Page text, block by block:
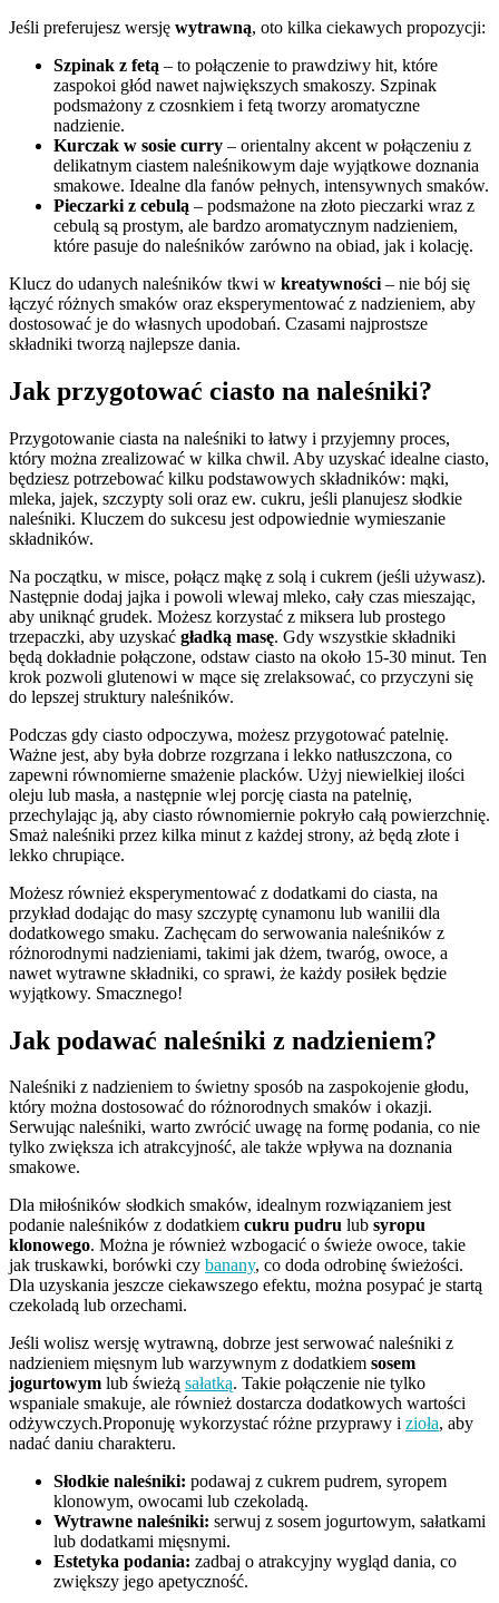
Jeśli preferujesz wersję wytrawną, oto kilka ciekawych propozycji:
Szpinak z fetą – to połączenie to prawdziwy hit, które
zaspokoi głód nawet największych smakoszy. Szpinak
podsmażony z czosnkiem i fetą tworzy aromatyczne
nadzienie.
Kurczak w sosie curry – orientalny akcent w połączeniu z
delikatnym ciastem naleśnikowym daje wyjątkowe doznania
smakowe. Idealne dla fanów pełnych, intensywnych smaków.
Pieczarki z cebulą – podsmażone na złoto pieczarki wraz z
cebulą są prostym, ale bardzo aromatycznym nadzieniem,
które pasuje do naleśników zarówno na obiad, jak i kolację.
Klucz do udanych naleśników tkwi w kreatywności – nie bój się
łączyć różnych smaków oraz eksperymentować z nadzieniem, aby
dostosować je do własnych upodobań. Czasami najprostsze
składniki tworzą najlepsze dania.
Jak przygotować ciasto na naleśniki?
Przygotowanie ciasta na naleśniki to łatwy i przyjemny proces,
który można zrealizować w kilka chwil. Aby uzyskać idealne ciasto,
będziesz potrzebować kilku podstawowych składników: mąki,
mleka, jajek, szczypty soli oraz ew. cukru, jeśli planujesz słodkie
naleśniki. Kluczem do sukcesu jest odpowiednie wymieszanie
składników.
Na początku, w misce, połącz mąkę z solą i cukrem (jeśli używasz).
Następnie dodaj jajka i powoli wlewaj mleko, cały czas mieszając,
aby uniknąć grudek. Możesz korzystać z miksera lub prostego
trzepaczki, aby uzyskać gładką masę. Gdy wszystkie składniki
będą dokładnie połączone, odstaw ciasto na około 15-30 minut. Ten
krok pozwoli glutenowi w mące się zrelaksować, co przyczyni się
do lepszej struktury naleśników.
Podczas gdy ciasto odpoczywa, możesz przygotować patelnię.
Ważne jest, aby była dobrze rozgrzana i lekko natłuszczona, co
zapewni równomierne smażenie placków. Użyj niewielkiej ilości
oleju lub masła, a następnie wlej porcję ciasta na patelnię,
przechylając ją, aby ciasto równomiernie pokryło całą powierzchnię.
Smaż naleśniki przez kilka minut z każdej strony, aż będą złote i
lekko chrupiące.
Możesz również eksperymentować z dodatkami do ciasta, na
przykład dodając do masy szczyptę cynamonu lub wanilii dla
dodatkowego smaku. Zachęcam do serwowania naleśników z
różnorodnymi nadzieniami, takimi jak dżem, twaróg, owoce, a
nawet wytrawne składniki, co sprawi, że każdy posiłek będzie
wyjątkowy. Smacznego!
Jak podawać naleśniki z nadzieniem?
Naleśniki z nadzieniem to świetny sposób na zaspokojenie głodu,
który można dostosować do różnorodnych smaków i okazji.
Serwując naleśniki, warto zwrócić uwagę na formę podania, co nie
tylko zwiększa ich atrakcyjność, ale także wpływa na doznania
smakowe.
Dla miłośników słodkich smaków, idealnym rozwiązaniem jest
podanie naleśników z dodatkiem cukru pudru lub syropu
klonowego. Można je również wzbogacić o świeże owoce, takie
jak truskawki, borówki czy banany, co doda odrobinę świeżości.
Dla uzyskania jeszcze ciekawszego efektu, można posypać je startą
czekoladą lub orzechami.
Jeśli wolisz wersję wytrawną, dobrze jest serwować naleśniki z
nadzieniem mięsnym lub warzywnym z dodatkiem sosem
jogurtowym lub świeżą sałatką. Takie połączenie nie tylko
wspaniale smakuje, ale również dostarcza dodatkowych wartości
odżywczych.Proponuję wykorzystać różne przyprawy i zioła, aby
nadać daniu charakteru.
Słodkie naleśniki: podawaj z cukrem pudrem, syropem
klonowym, owocami lub czekoladą.
Wytrawne naleśniki: serwuj z sosem jogurtowym, sałatkami
lub dodatkami mięsnymi.
Estetyka podania: zadbaj o atrakcyjny wygląd dania, co
zwiększy jego apetyczność.